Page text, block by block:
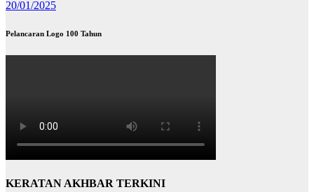
20/01/2025
Pelancaran Logo 100 Tahun
KERATAN AKHBAR TERKINI